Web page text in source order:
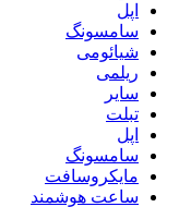
اپل
سامسونگ
شیائومی
ریلمی
سایر
تبلت
اپل
سامسونگ
مایکروسافت
ساعت هوشمند